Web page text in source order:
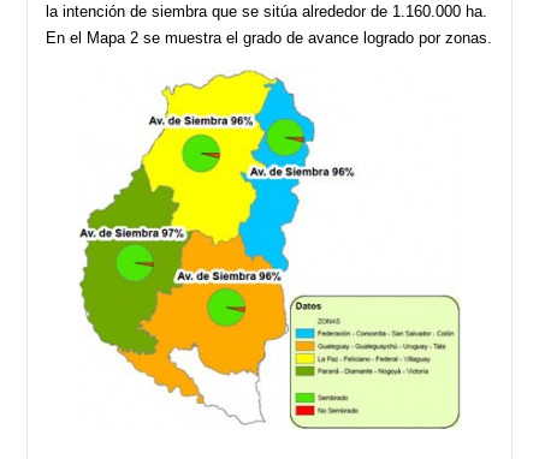
la intención de siembra que se sitúa alrededor de 1.160.000 ha.
En el Mapa 2 se muestra el grado de avance logrado por zonas.